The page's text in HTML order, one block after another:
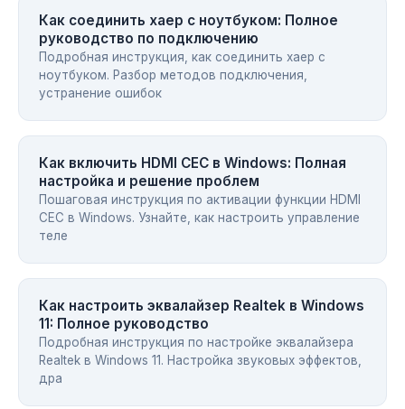
Как соединить хаер с ноутбуком: Полное
руководство по подключению
Подробная инструкция, как соединить хаер с
ноутбуком. Разбор методов подключения,
устранение ошибок
Как включить HDMI CEC в Windows: Полная
настройка и решение проблем
Пошаговая инструкция по активации функции HDMI
CEC в Windows. Узнайте, как настроить управление
теле
Как настроить эквалайзер Realtek в Windows
11: Полное руководство
Подробная инструкция по настройке эквалайзера
Realtek в Windows 11. Настройка звуковых эффектов,
дра